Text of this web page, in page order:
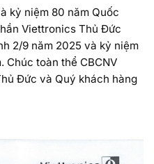
kỷ niệm 80 năm Quốc
Viettronics Thủ Đức
2/9 năm 2025 và kỷ niệm
Chúc toàn thể CBCNV
Đức và Quý khách hàng